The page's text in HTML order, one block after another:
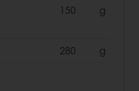
150 g
280
g